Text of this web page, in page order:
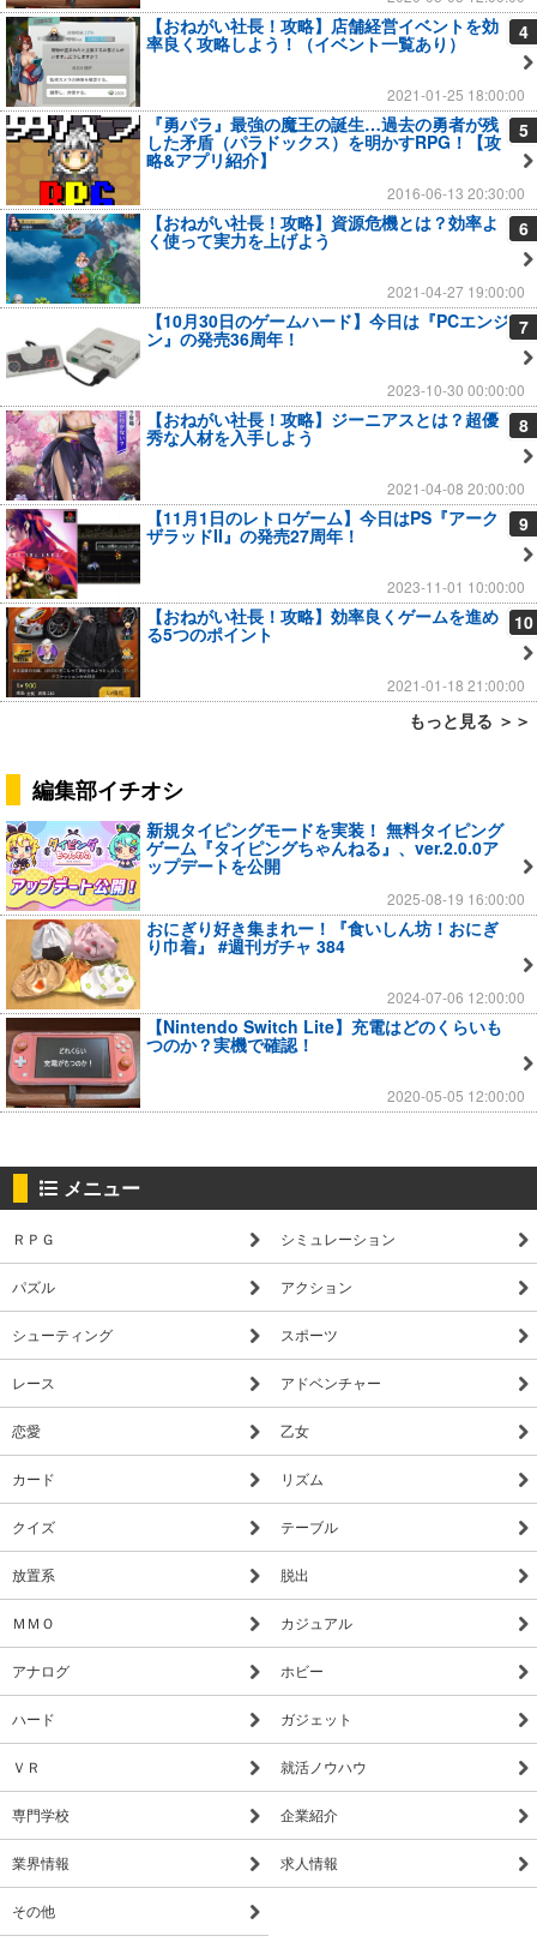
4
【おねがい社長！攻略】店舗経営イベントを効
率良く攻略しよう！（イベント一覧あり）
2021-01-25 18:00:00
5
『勇パラ』最強の魔王の誕生…過去の勇者が残
した矛盾（パラドックス）を明かすRPG！【攻
略&アプリ紹介】
2016-06-13 20:30:00
6
【おねがい社長！攻略】資源危機とは？効率よ
く使って実力を上げよう
2021-04-27 19:00:00
7
【10月30日のゲームハード】今日は『PCエンジ
ン』の発売36周年！
2023-10-30 00:00:00
8
【おねがい社長！攻略】ジーニアスとは？超優
秀な人材を入手しよう
2021-04-08 20:00:00
9
【11月1日のレトロゲーム】今日はPS『アーク
ザラッドII』の発売27周年！
2023-11-01 10:00:00
10
【おねがい社長！攻略】効率良くゲームを進め
る5つのポイント
2021-01-18 21:00:00
もっと見る ＞＞
編集部イチオシ
新規タイピングモードを実装！ 無料タイピング
ゲーム『タイピングちゃんねる』、ver.2.0.0ア
ップデートを公開
2025-08-19 16:00:00
おにぎり好き集まれー！『食いしん坊！おにぎ
り巾着』 #週刊ガチャ 384
2024-07-06 12:00:00
【Nintendo Switch Lite】充電はどのくらいも
つのか？実機で確認！
2020-05-05 12:00:00
メニュー
ＲＰＧ シミュレーション
パズル アクション
シューティング スポーツ
レース アドベンチャー
恋愛 乙女
カード リズム
クイズ テーブル
放置系 脱出
ＭＭＯ カジュアル
アナログ ホビー
ハード ガジェット
ＶＲ 就活ノウハウ
専門学校 企業紹介
業界情報 求人情報
その他